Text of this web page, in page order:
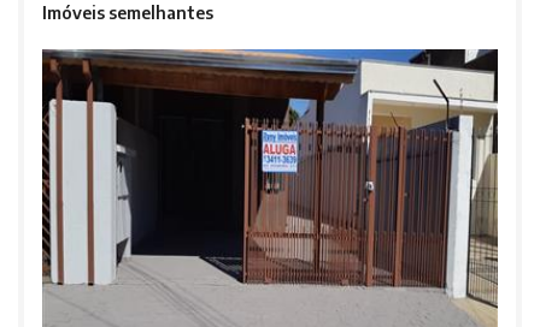
Imóveis semelhantes